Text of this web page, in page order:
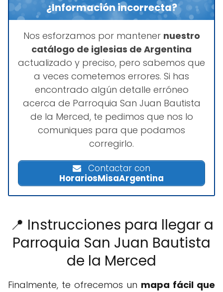
¿Información incorrecta?
Nos esforzamos por mantener nuestro
catálogo de iglesias de Argentina
actualizado y preciso, pero sabemos que
a veces cometemos errores. Si has
encontrado algún detalle erróneo
acerca de Parroquia San Juan Bautista
de la Merced, te pedimos que nos lo
comuniques para que podamos
corregirlo.
Contactar con
HorariosMisaArgentina
📍 Instrucciones para llegar a
Parroquia San Juan Bautista
de la Merced
Finalmente, te ofrecemos un mapa fácil que